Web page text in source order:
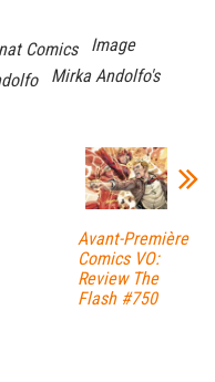
Comics
Image
Mirka Andolfo's
Avant-Première
Comics VO:
Review The
Flash #750